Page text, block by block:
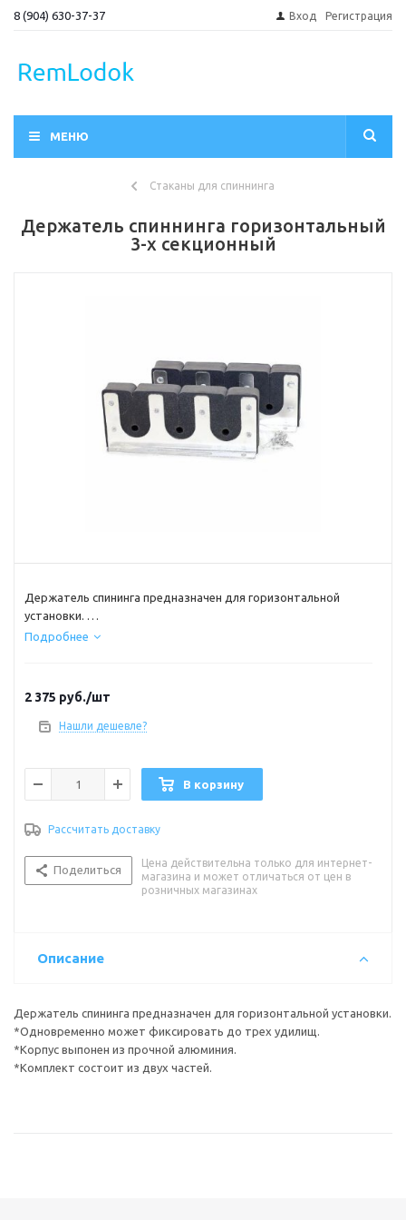
8 (904) 630-37-37 Вход Регистрация
МЕНЮ
Стаканы для спиннинга
Держатель спиннинга горизонтальный
3-х секционный
Держатель спининга предназначен для горизонтальной
установки.
*Одновременно может фиксировать до трех удилищ.
Подробнее
2 375 руб./шт
Нашли дешевле?
В корзину
Рассчитать доставку
Поделиться
Цена действительна только для интернет-
магазина и может отличаться от цен в
розничных магазинах
Описание
Держатель спининга предназначен для горизонтальной установки.
*Одновременно может фиксировать до трех удилищ.
*Корпус выпонен из прочной алюминия.
*Комплект состоит из двух частей.